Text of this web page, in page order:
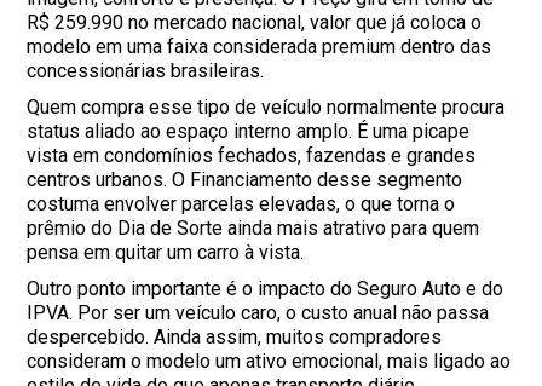
R$ 259.990 no mercado nacional, valor que já coloca o
modelo em uma faixa considerada premium dentro das
concessionárias brasileiras.
Quem compra esse tipo de veículo normalmente procura
status aliado ao espaço interno amplo. É uma picape
vista em condomínios fechados, fazendas e grandes
centros urbanos. O Financiamento desse segmento
costuma envolver parcelas elevadas, o que torna o
prêmio do Dia de Sorte ainda mais atrativo para quem
pensa em quitar um carro à vista.
Outro ponto importante é o impacto do Seguro Auto e do
IPVA. Por ser um veículo caro, o custo anual não passa
despercebido. Ainda assim, muitos compradores
consideram o modelo um ativo emocional, mais ligado ao